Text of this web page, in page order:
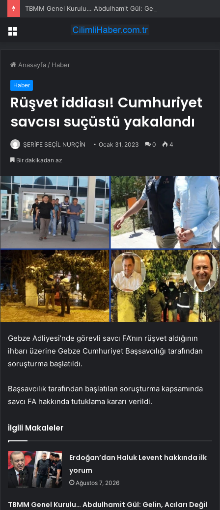
Menü
Anasayfa / Haber
Haber
Rüşvet iddiası! Cumhuriyet
savcısı suçüstü yakalandı
ŞERİFE SEÇİL NURÇİN Ocak 31, 2023 0 4
Bir dakikadan az
Gebze Adliyesi’nde görevli savcı FA’nın rüşvet aldığının
ihbarı üzerine Gebze Cumhuriyet Başsavcılığı tarafından
soruşturma başlatıldı.
Başsavcılık tarafından başlatılan soruşturma kapsamında
savcı FA hakkında tutuklama kararı verildi.
İlgili Makaleler
Erdoğan’dan Haluk Levent hakkında ilk
yorum
Ağustos 7, 2026
TBMM Genel Kurulu… Abdulhamit Gül: Gelin, Acıları Değil